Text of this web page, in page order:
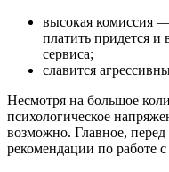
высокая комиссия —
платить придется и
сервиса;
славится
Несмотря на большое
психологическое
возможно. Главное,
рекомендации по работе